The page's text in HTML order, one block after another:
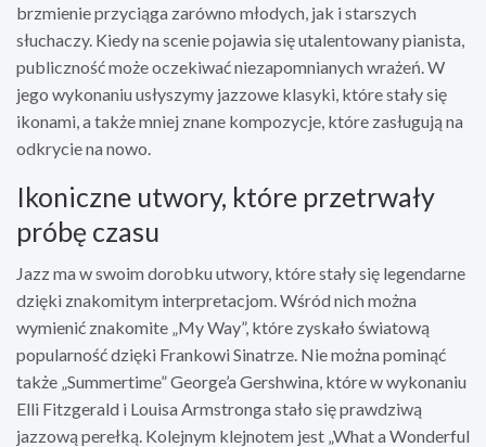
brzmienie przyciąga zarówno młodych, jak i starszych
słuchaczy. Kiedy na scenie pojawia się utalentowany pianista,
publiczność może oczekiwać niezapomnianych wrażeń. W
jego wykonaniu usłyszymy jazzowe klasyki, które stały się
ikonami, a także mniej znane kompozycje, które zasługują na
odkrycie na nowo.
Ikoniczne utwory, które przetrwały
próbę czasu
Jazz ma w swoim dorobku utwory, które stały się legendarne
dzięki znakomitym interpretacjom. Wśród nich można
wymienić znakomite „My Way”, które zyskało światową
popularność dzięki Frankowi Sinatrze. Nie można pominąć
także „Summertime” George’a Gershwina, które w wykonaniu
Elli Fitzgerald i Louisa Armstronga stało się prawdziwą
jazzową perełką. Kolejnym klejnotem jest „What a Wonderful